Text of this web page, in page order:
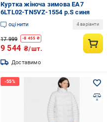
Куртка жіноча зимова EA7
6LTL02-TN5VZ-1554 р.S синя
оцінити 4 варіанти
17 999 -8 455 ₴
9 544 ₴/шт.
Доставимо